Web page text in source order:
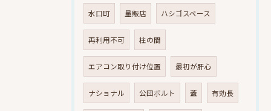
水口町 量販店 ハシゴスペース
再利用不可 柱の間
エアコン取り付け位置 最初が肝心
ナショナル 公団ボルト 蓋 有効長